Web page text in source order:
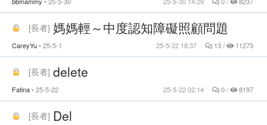
[長者] 媽媽輕～中度認知障礙照顧問題
CareyYu 25-5-1 13 / 11273
25-5-22 18:37
[長者] delete
Fatina 25-5-22 0 / 8197
25-5-22 02:14
[長者] Del